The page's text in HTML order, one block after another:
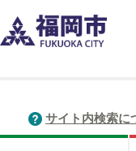
サイト内検索に